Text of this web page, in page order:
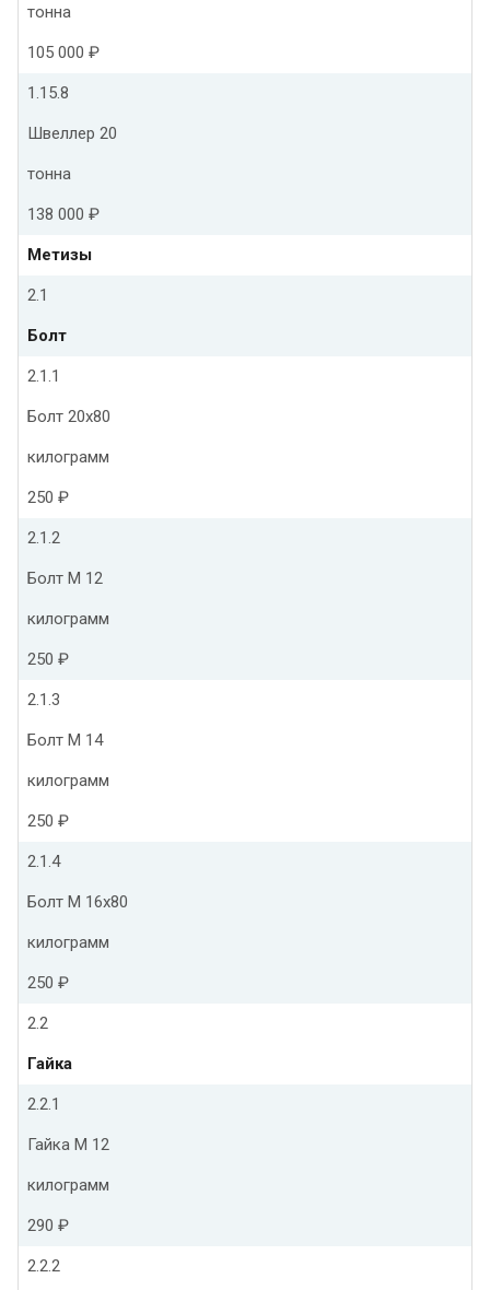
тонна
105 000 ₽
1.15.8
Швеллер 20
тонна
138 000 ₽
Метизы
2.1
Болт
2.1.1
Болт 20х80
килограмм
250 ₽
2.1.2
Болт М 12
килограмм
250 ₽
2.1.3
Болт М 14
килограмм
250 ₽
2.1.4
Болт М 16х80
килограмм
250 ₽
2.2
Гайка
2.2.1
Гайка М 12
килограмм
290 ₽
2.2.2